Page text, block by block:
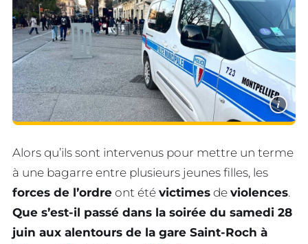
i
Alors qu’ils sont intervenus pour mettre un terme
à une bagarre entre plusieurs jeunes filles, les
forces de l’ordre ont été victimes de violences.
Que s’est-il passé dans la soirée du samedi 28
juin aux alentours de la gare Saint-Roch à